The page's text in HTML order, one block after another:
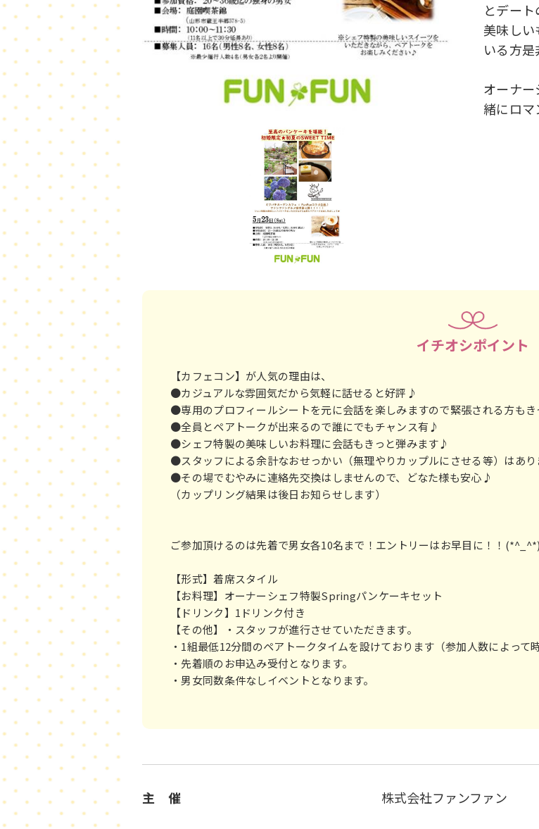
とデー
美味し
いる方
オーナ
緒にロ
イチオシポイント
【カフェコン】が人気の理由は、
●カジュアルな雰囲気だから気軽に話せると好評♪
●専用のプロフィールシートを元に会話を楽しみますので緊張される方も
●全員とペアトークが出来るので誰にでもチャンス有♪
●シェフ特製の美味しいお料理に会話もきっと弾みます♪
●スタッフによる余計なおせっかい（無理やりカップルにさせる等）はあ
●その場でむやみに連絡先交換はしませんので、どなた様も安心♪
（カップリング結果は後日お知らせします）
ご参加頂けるのは先着で男女各10名まで！エントリーはお早目に！！
【形式】着席スタイル
【お料理】オーナーシェフ特製Springパンケーキセット
【ドリンク】1ドリンク付き
【その他】・スタッフが進行させていただきます。
・1組最低12分間のペアトークタイムを設けております（参加人数によって
・先着順のお申込み受付となります。
・男女同数条件なしイベントとなります。
主 催 株式会社ファンファン